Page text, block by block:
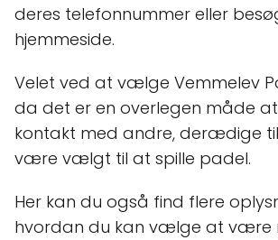
deres telefonnummer eller
hjemmeside.
Velet ved at vælge Vemmelev
da det er en overlegen måde
kontakt med andre, derædige
være vælgt til at spille padel.
Her kan du også find flere
hvordan du kan vælge at være